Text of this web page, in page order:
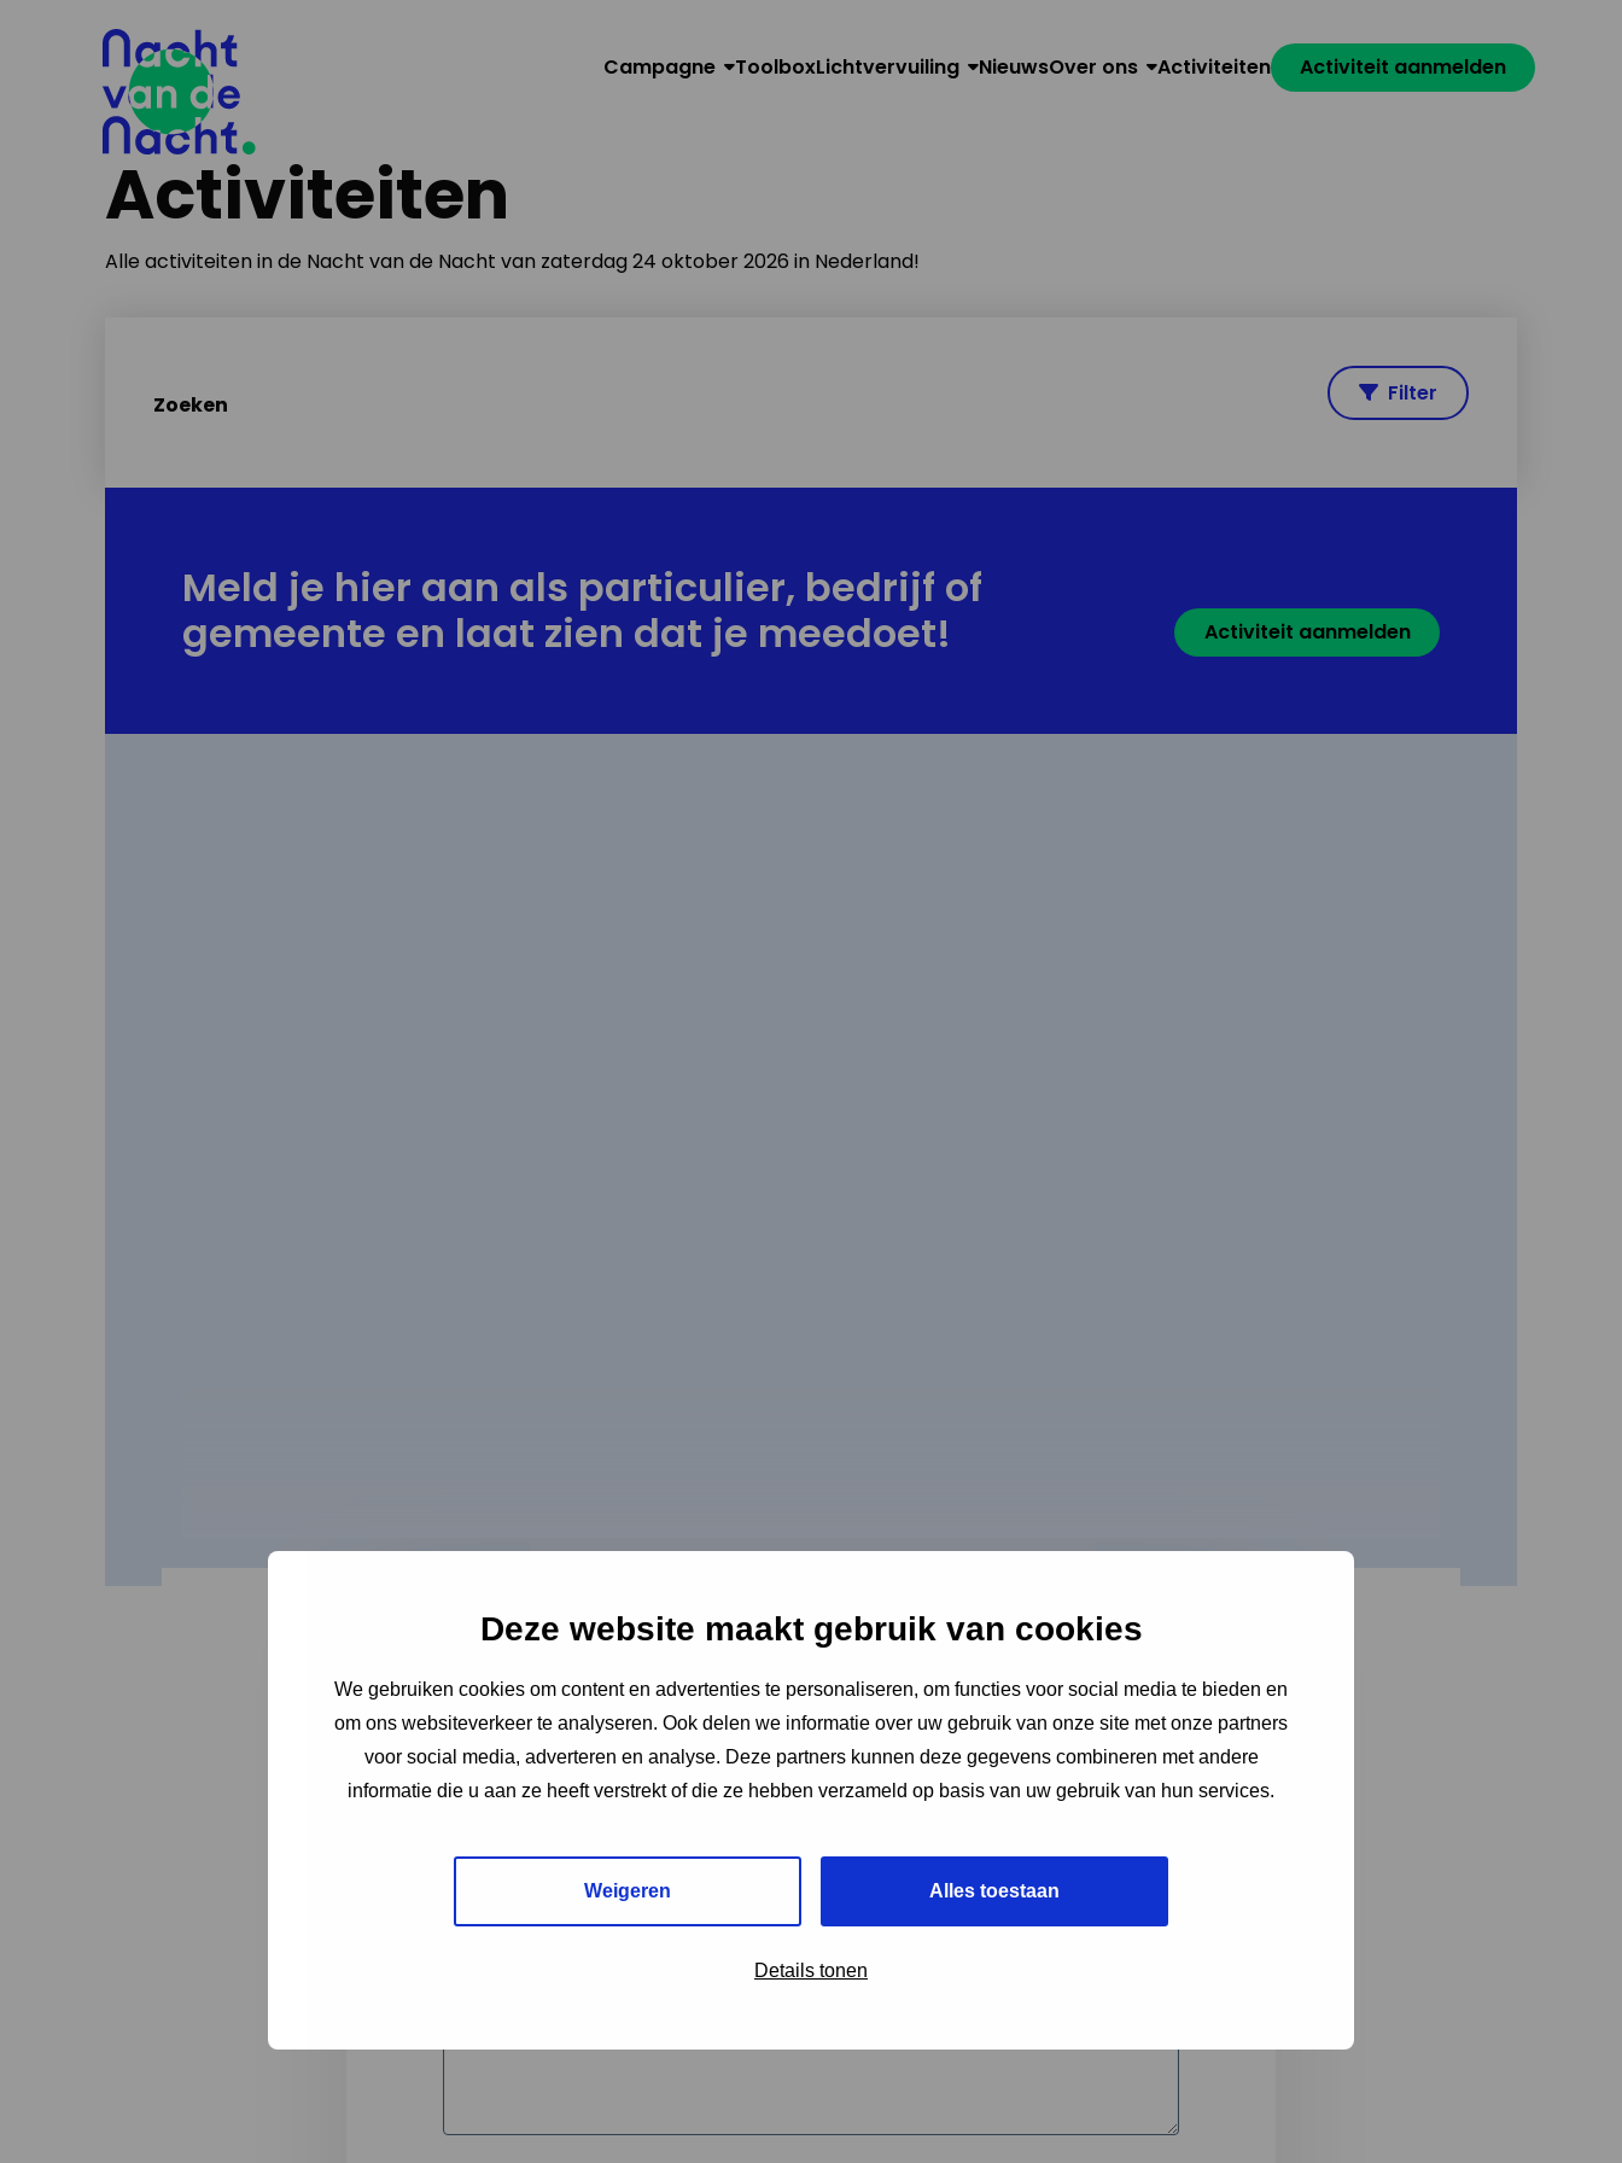
Deze website maakt gebruik van cookies
We gebruiken cookies om content en advertenties te personaliseren, om functies voor social media te bieden en
om ons websiteverkeer te analyseren. Ook delen we informatie over uw gebruik van onze site met onze partners
voor social media, adverteren en analyse. Deze partners kunnen deze gegevens combineren met andere
informatie die u aan ze heeft verstrekt of die ze hebben verzameld op basis van uw gebruik van hun services.
Weigeren Alles toestaan
Details tonen
Campagne ToolboxLichtvervuiling NieuwsOver ons Activiteiten Activiteit aanmelden
Activiteiten
Alle activiteiten in de Nacht van de Nacht van zaterdag 24 oktober 2026 in Nederland!
Zoeken Filter
Meld je hier aan als particulier, bedrijf of
gemeente en laat zien dat je meedoet!
Activiteit aanmelden
"* " geeft vereiste velden aan
1 2
3
Volledige omschrijving*